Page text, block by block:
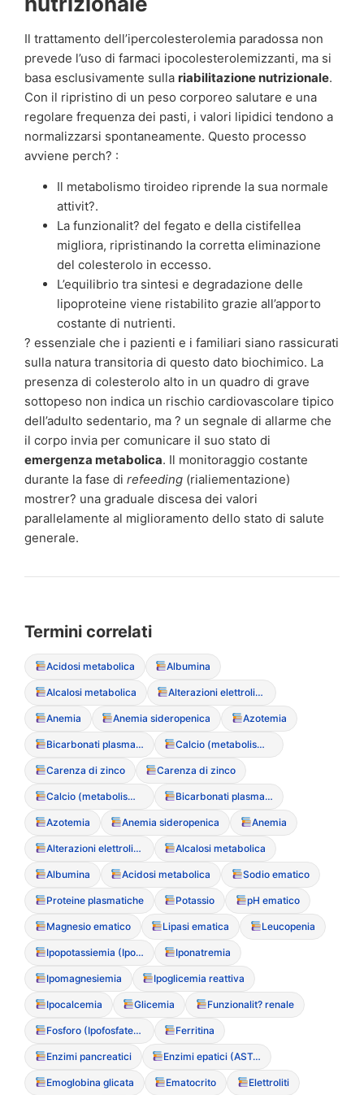
Il trattamento dell’ipercolesterolemia paradossa non
prevede l’uso di farmaci ipocolesterolemizzanti, ma si
basa esclusivamente sulla riabilitazione nutrizionale.
Con il ripristino di un peso corporeo salutare e una
regolare frequenza dei pasti, i valori lipidici tendono a
normalizzarsi spontaneamente. Questo processo
avviene perch? :
Il metabolismo tiroideo riprende la sua normale
attivit?.
La funzionalit? del fegato e della cistifellea
migliora, ripristinando la corretta eliminazione
del colesterolo in eccesso.
L’equilibrio tra sintesi e degradazione delle
lipoproteine viene ristabilito grazie all’apporto
costante di nutrienti.
? essenziale che i pazienti e i familiari siano rassicurati
sulla natura transitoria di questo dato biochimico. La
presenza di colesterolo alto in un quadro di grave
sottopeso non indica un rischio cardiovascolare tipico
dell’adulto sedentario, ma ? un segnale di allarme che
il corpo invia per comunicare il suo stato di
emergenza metabolica. Il monitoraggio costante
durante la fase di refeeding (rialiementazione)
mostrer? una graduale discesa dei valori
parallelamente al miglioramento dello stato di salute
generale.
Termini correlati
Acidosi metabolica Albumina
Alcalosi metabolica Alterazioni elettrolitiche
Anemia Anemia sideropenica Azotemia
Bicarbonati plasmatici Calcio (metabolismo del)
Carenza di zinco Carenza di zinco
Calcio (metabolismo del) Bicarbonati plasmatici
Azotemia Anemia sideropenica Anemia
Alterazioni elettrolitiche Alcalosi metabolica
Albumina Acidosi metabolica Sodio ematico
Proteine plasmatiche Potassio pH ematico
Magnesio ematico Lipasi ematica Leucopenia
Ipopotassiemia (Ipokaliemia) Iponatremia
Ipomagnesiemia Ipoglicemia reattiva
Ipocalcemia Glicemia Funzionalit? renale
Fosforo (Ipofosfatemia) Ferritina
Enzimi pancreatici Enzimi epatici (AST/ALT)
Emoglobina glicata Ematocrito Elettroliti